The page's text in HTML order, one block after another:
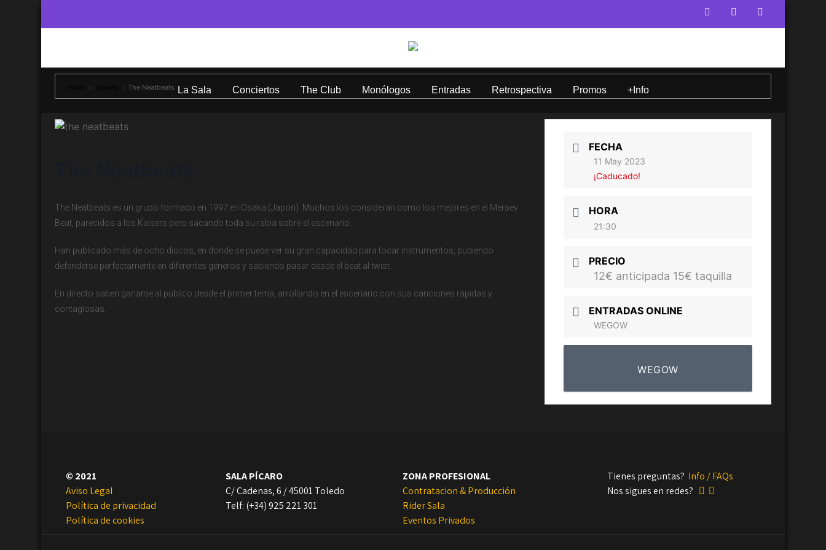
La Sala Conciertos The Club Monólogos Entradas Retrospectiva Promos +Info
The Neatbeats
The Neatbeats es un grupo formado en 1997 en Osaka (Japón). Muchos los consideran como los mejores en el Mersey
Beat, parecidos a los Kaisers pero sacando toda su rabia sobre el escenario.
Han publicado más de ocho discos, en donde se puede ver su gran capacidad para tocar instrumentos, pudiendo
defenderse perfectamente en diferentes géneros y sabiendo pasar desde el beat al twist.
En directo saben ganarse al público desde el primer tema, arrollando en el escenario con sus canciones rápidas y
contagiosas.
FECHA
11 May 2023
¡Caducado!
HORA
21:30
PRECIO
12€ anticipada 15€ taquilla
ENTRADAS ONLINE
WEGOW
WEGOW
© 2021
Aviso Legal
Política de privacidad
Política de cookies
SALA PÍCARO
C/ Cadenas, 6 / 45001 Toledo
Telf: (+34) 925 221 301
ZONA PROFESIONAL
Contratacion & Producción
Rider Sala
Eventos Privados
Tienes preguntas? Info / FAQs
Nos sigues en redes?